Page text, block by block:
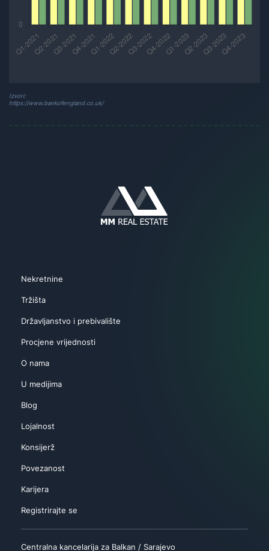
Izvori:
https://www.bankofengland.co.uk/
Nekretnine
Tržišta
Državljanstvo i prebivalište
Procjene vrijednosti
O nama
U medijima
Blog
Lojalnost
Konsijerž
Povezanost
Karijera
Registrirajte se
Centralna kancelarija za Balkan / Sarajevo